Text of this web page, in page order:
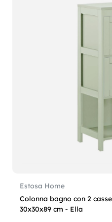
Estosa Home
Colonna bagno con 2
30x30x89 cm - Ella